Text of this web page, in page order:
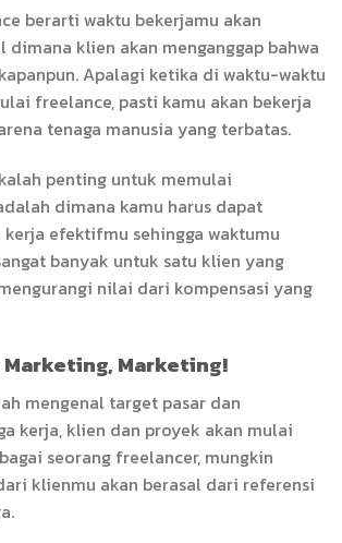
berarti waktu bekerjamu akan
dimana klien akan menganggap bahwa
Apalagi ketika di waktu-waktu
freelance, pasti kamu akan bekerja
tenaga manusia yang terbatas.
penting untuk memulai
dimana kamu harus dapat
efektifmu sehingga waktumu
banyak untuk satu klien yang
nilai dari kompensasi yang
Marketing, Marketing!
mengenal target pasar dan
kerja, klien dan proyek akan mulai
seorang freelancer, mungkin
klienmu akan berasal dari referensi